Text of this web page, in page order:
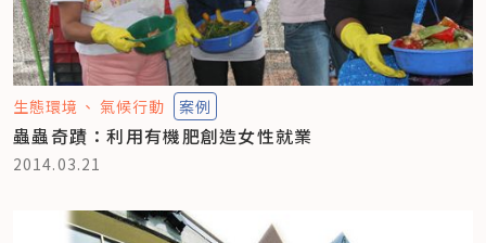
生態環境 氣候行動 案例
蟲蟲奇蹟：利用有機肥創造女性就業
2014.03.21